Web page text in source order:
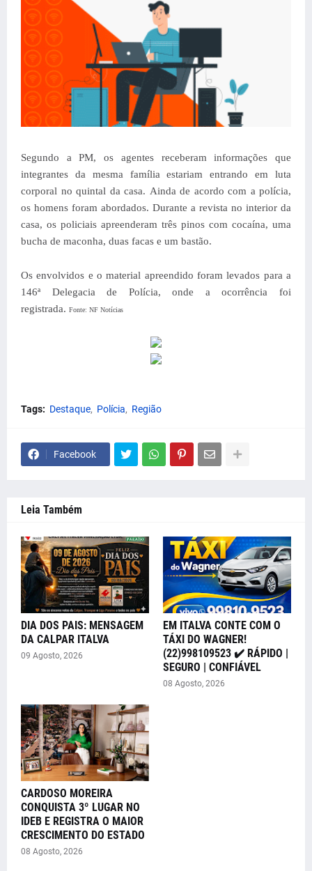
Segundo a PM, os agentes receberam informações que
integrantes da mesma família estariam entrando em luta
corporal no quintal da casa. Ainda de acordo com a polícia,
os homens foram abordados. Durante a revista no interior da
casa, os policiais apreenderam três pinos com cocaína, uma
bucha de maconha, duas facas e um bastão.
Os envolvidos e o material apreendido foram levados para a
146ª Delegacia de Polícia, onde a ocorrência foi
registrada. Fonte: NF Notícias
Tags: Destaque Polícia Região
Facebook
Leia Também
DIA DOS PAIS: MENSAGEM
DA CALPAR ITALVA
09 Agosto, 2026
EM ITALVA CONTE COM O
TÁXI DO WAGNER!
(22)998109523 ✔️ RÁPIDO |
SEGURO | CONFIÁVEL
08 Agosto, 2026
CARDOSO MOREIRA
CONQUISTA 3º LUGAR NO
IDEB E REGISTRA O MAIOR
CRESCIMENTO DO ESTADO
08 Agosto, 2026